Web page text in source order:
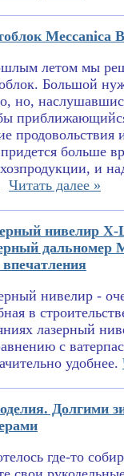
Meccanica
летом мы
Большой
но,
больше
и
Читать далее »
нивелир X-
дальномер
впечатления
нивелир -
в
лазерный
с
удобнее.
Долгими
где-то